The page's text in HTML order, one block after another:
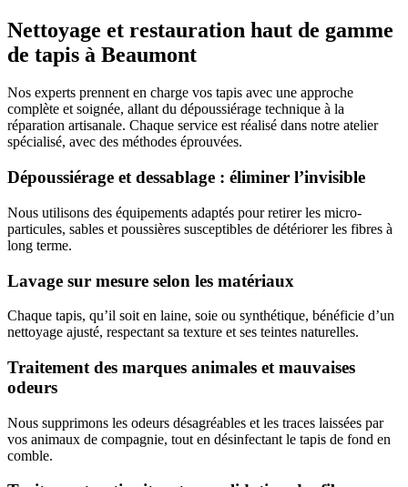
Nettoyage et restauration haut de gamme
de tapis à Beaumont
Nos experts prennent en charge vos tapis avec une approche
complète et soignée, allant du dépoussiérage technique à la
réparation artisanale. Chaque service est réalisé dans notre atelier
spécialisé, avec des méthodes éprouvées.
Dépoussiérage et dessablage : éliminer l’invisible
Nous utilisons des équipements adaptés pour retirer les micro-
particules, sables et poussières susceptibles de détériorer les fibres à
long terme.
Lavage sur mesure selon les matériaux
Chaque tapis, qu’il soit en laine, soie ou synthétique, bénéficie d’un
nettoyage ajusté, respectant sa texture et ses teintes naturelles.
Traitement des marques animales et mauvaises
odeurs
Nous supprimons les odeurs désagréables et les traces laissées par
vos animaux de compagnie, tout en désinfectant le tapis de fond en
comble.